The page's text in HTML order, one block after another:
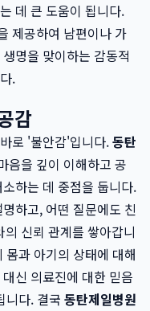
데 큰 도움이 됩니다.
제공하여 남편이나 가
명을 맞이하는 감동적
.
감
로 '불안감'입니다.동탄
음을 깊이 이해하고 공
하는 데 중점을 둡니다.
하고, 어떤 질문에도 친
신뢰 관계를 쌓아갑니
과 아기의 상태에 대해
신 의료진에 대한 믿음
니다. 결국 동탄제일병원